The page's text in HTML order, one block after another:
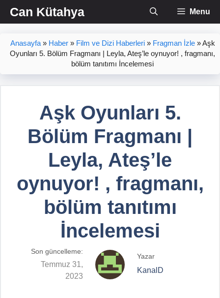
İçeriğe
atlaCan Kütahya Menu
Anasayfa» Haber» Film ve Dizi Haberleri» Fragman İzle»Aşk
Oyunları 5. Bölüm Fragmanı | Leyla, Ateş’le oynuyor! , fragmanı,
bölüm tanıtımı İncelemesi
Aşk Oyunları 5.
Bölüm Fragmanı |
Leyla, Ateş’le
oynuyor! , fragmanı,
bölüm tanıtımı
İncelemesi
Son güncelleme:
Temmuz 31,
2023
Yazar
KanalD